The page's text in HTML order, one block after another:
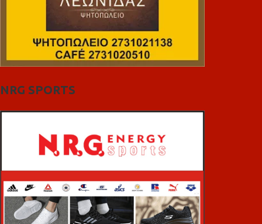
NRG SPORTS